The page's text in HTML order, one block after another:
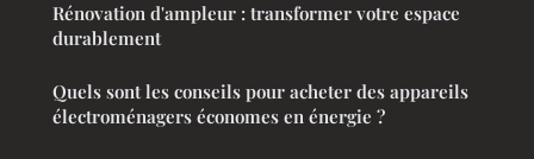
Rénovation d'ampleur : transformer votre espace
durablement
Quels sont les conseils pour acheter des appareils
électroménagers économes en énergie ?